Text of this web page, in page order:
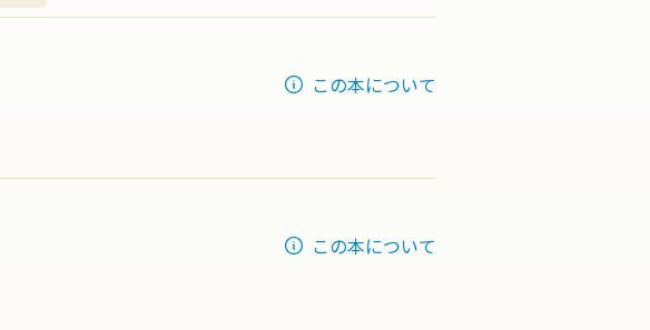
この本について
この本について